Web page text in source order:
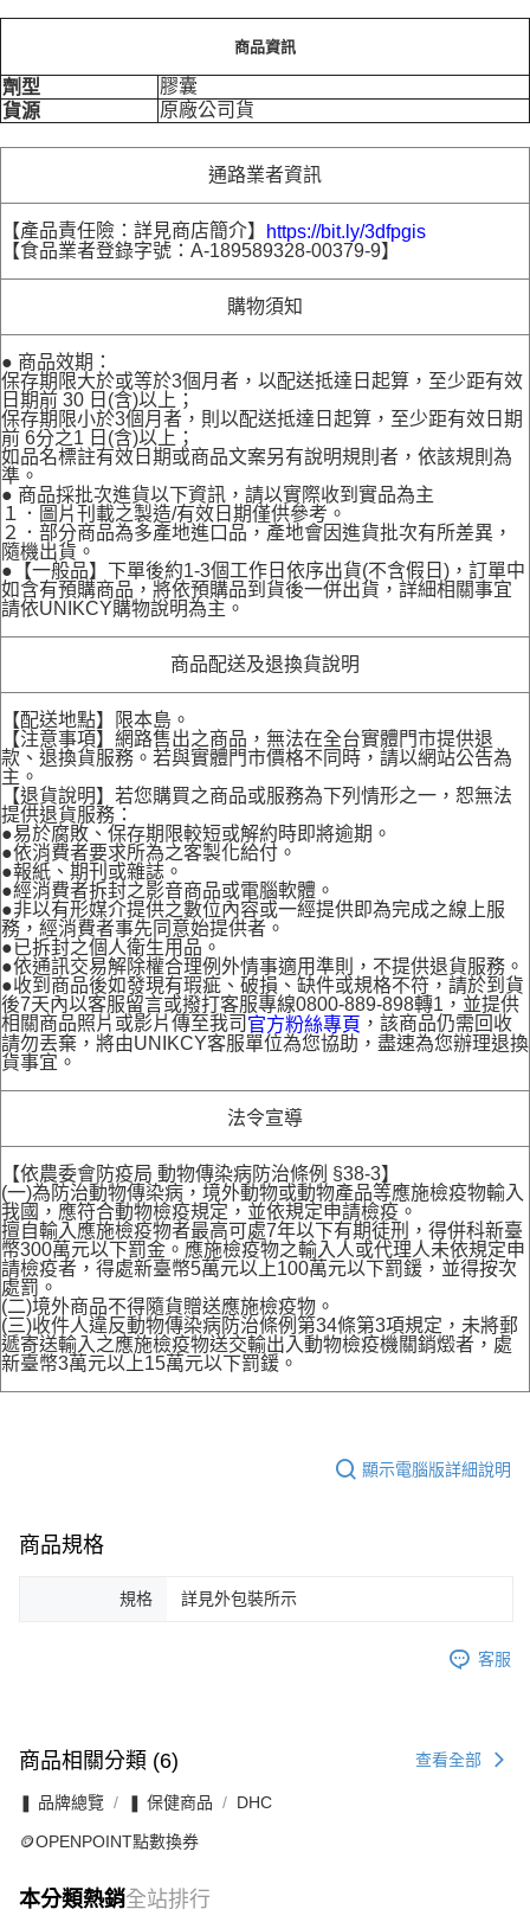
商品資訊
劑型
膠囊
貨源
原廠公司貨
通路業者資訊
【產品責任險：詳見商店簡介】
https://bit.ly/3dfpgis
【食品業者登錄字號：A-189589328-00379-9】
購物須知
● 商品效期：
保存期限大於或等於3個月者，以配送抵達日起算，至少距有效
日期前 30 日(含)以上；
保存期限小於3個月者，則以配送抵達日起算，至少距有效日期
前 6分之1 日(含)以上；
如品名標註有效日期或商品文案另有說明規則者，依該規則為
準。
● 商品採批次進貨以下資訊，請以實際收到實品為主
１．圖片刊載之製造/有效日期僅供參考。
２．部分商品為多產地進口品，產地會因進貨批次有所差異，
隨機出貨。
●【一般品】下單後約1-3個工作日依序出貨(不含假日)，訂單中
如含有預購商品，將依預購品到貨後一併出貨，詳細相關事宜
請依UNIKCY購物說明為主。
商品配送及退換貨說明
【配送地點】限本島。
【注意事項】網路售出之商品，無法在全台實體門市提供退
款、退換貨服務。若與實體門市價格不同時，請以網站公告為
主。
【退貨說明】若您購買之商品或服務為下列情形之一，恕無法
提供退貨服務：
●易於腐敗、保存期限較短或解約時即將逾期。
●依消費者要求所為之客製化給付。
●報紙、期刊或雜誌。
●經消費者拆封之影音商品或電腦軟體。
●非以有形媒介提供之數位內容或一經提供即為完成之線上服
務，經消費者事先同意始提供者。
●已拆封之個人衛生用品。
●依通訊交易解除權合理例外情事適用準則，不提供退貨服務。
●收到商品後如發現有瑕疵、破損、缺件或規格不符，請於到貨
後7天內以客服留言或撥打客服專線0800-889-898轉1，並提供
相關商品照片或影片傳至我司 官方粉絲專頁 ，該商品仍需回收
請勿丟棄，將由UNIKCY客服單位為您協助，盡速為您辦理退換
貨事宜。
法令宣導
【依農委會防疫局 動物傳染病防治條例 §38-3】
(一)為防治動物傳染病，境外動物或動物產品等應施檢疫物輸入
我國，應符合動物檢疫規定，並依規定申請檢疫。
擅自輸入應施檢疫物者最高可處7年以下有期徒刑，得併科新臺
幣300萬元以下罰金。應施檢疫物之輸入人或代理人未依規定申
請檢疫者，得處新臺幣5萬元以上100萬元以下罰鍰，並得按次
處罰。
(二)境外商品不得隨貨贈送應施檢疫物。
(三)收件人違反動物傳染病防治條例第34條第3項規定，未將郵
遞寄送輸入之應施檢疫物送交輸出入動物檢疫機關銷燬者，處
新臺幣3萬元以上15萬元以下罰鍰。
顯示電腦版詳細說明
商品規格
規格 詳見外包裝所示
客服
商品相關分類 (6) 查看全部
❚ 品牌總覽 ❚ 保健商品 DHC
🪙OPENPOINT點數換券
本分類熱銷全站排行